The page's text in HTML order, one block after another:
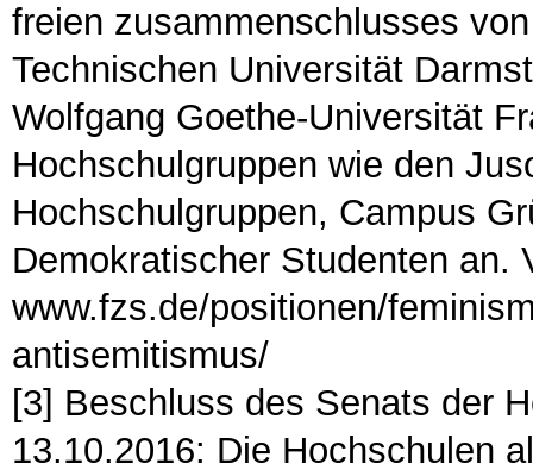
freien zusammenschlusses
Technischen Universität
Wolfgang Goethe-Universität
Hochschulgruppen wie den
Hochschulgruppen, Campus
Demokratischer Studenten an.
www.fzs.de/positionen/
antisemitismus/
[3] Beschluss des Senats der
13.10.2016: Die Hochschulen